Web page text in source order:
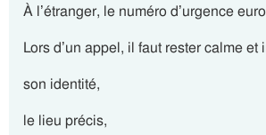
À l’étranger, le numéro d’urgence
Lors d’un appel, il faut rester calme et
son identité,
le lieu précis,